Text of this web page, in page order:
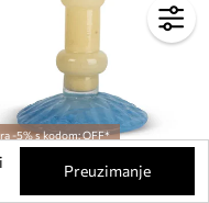
-5% s kodom: OFF*
svijećnjak Byon Lara M
Preuzimanje